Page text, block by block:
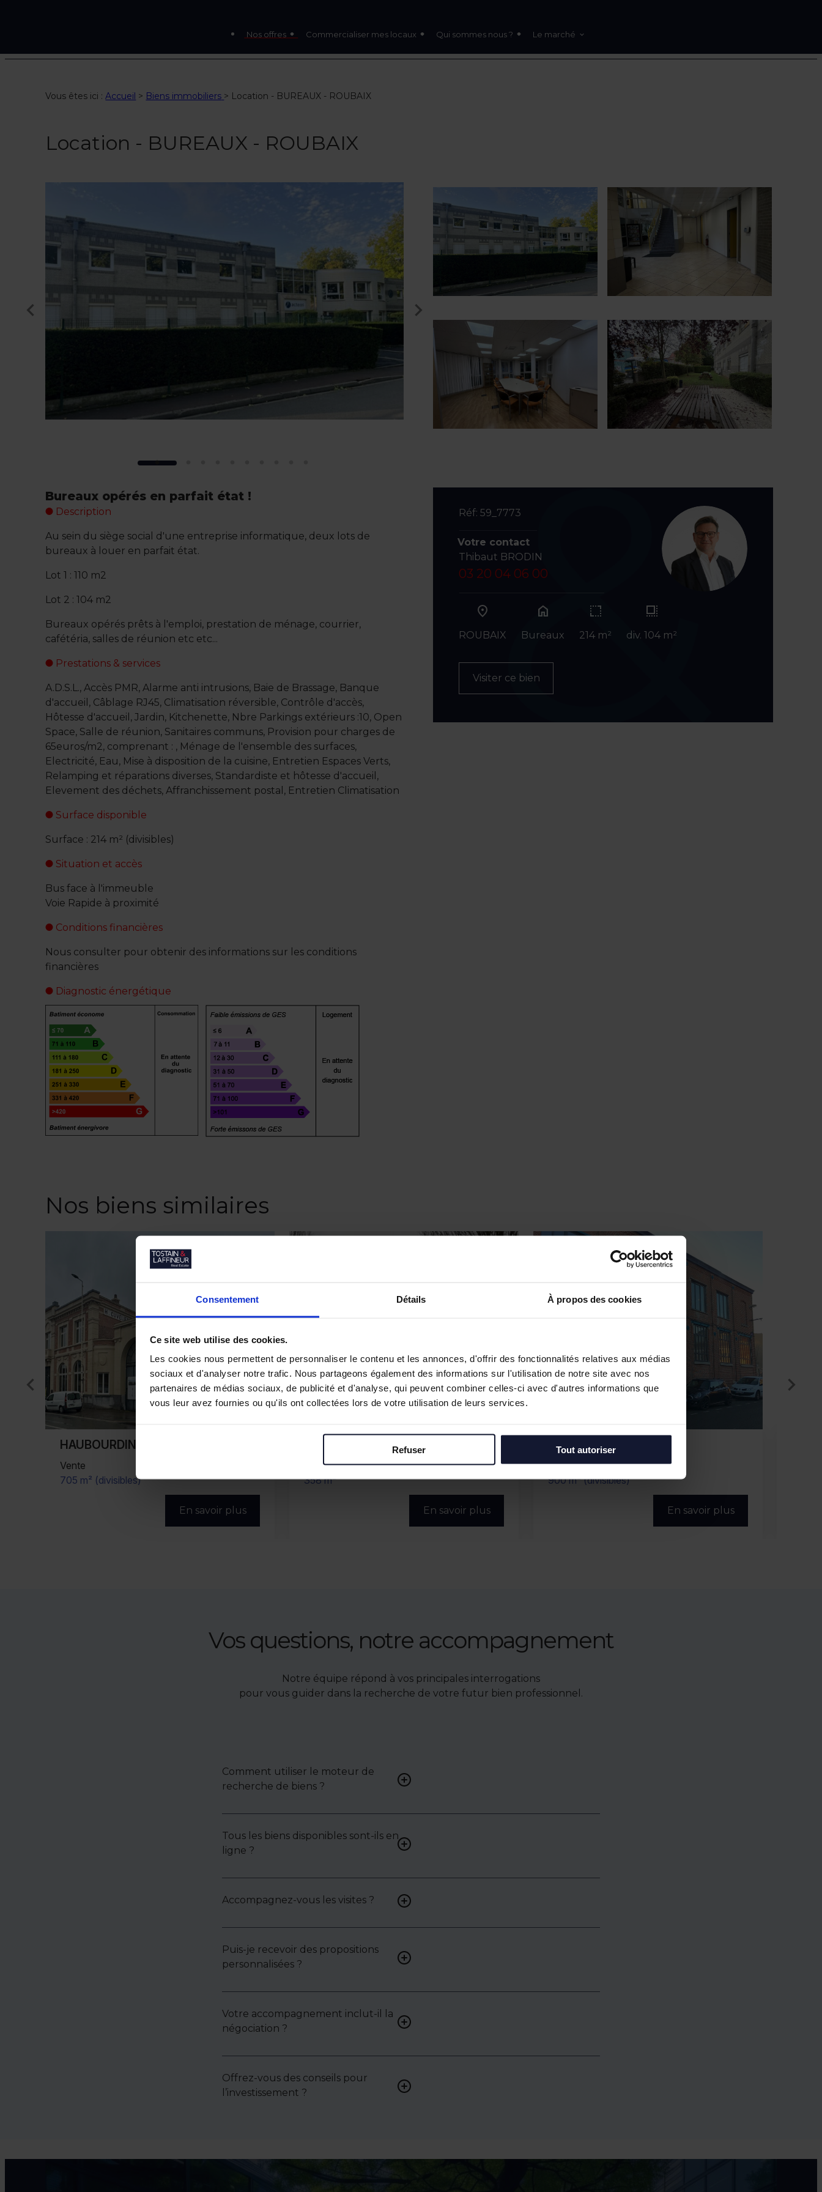
Consentement Détails À propos des cookies
Ce site web utilise des cookies.
Les cookies nous permettent de personnaliser le contenu et les annonces, d'offrir des fonctionnalités relatives aux médias
sociaux et d'analyser notre trafic. Nous partageons également des informations sur l'utilisation de notre site avec nos
partenaires de médias sociaux, de publicité et d'analyse, qui peuvent combiner celles-ci avec d'autres informations que
vous leur avez fournies ou qu'ils ont collectées lors de votre utilisation de leurs services.
Refuser Tout autoriser
Nos offres Commercialiser mes locaux Qui sommes nous ? Le marché
Vous êtes ici :Accueil > Biens immobiliers > Location - BUREAUX - ROUBAIX
Location - BUREAUX - ROUBAIX
Bureaux opérés en parfait état !
Description
Au sein du siège social d'une entreprise informatique, deux lots de
bureaux à louer en parfait état.
Lot 1 : 110 m2
Lot 2 : 104 m2
Bureaux opérés prêts à l'emploi, prestation de ménage, courrier,
cafétéria, salles de réunion etc etc...
Prestations & services
A.D.S.L., Accès PMR, Alarme anti intrusions, Baie de Brassage, Banque
d'accueil, Câblage RJ45, Climatisation réversible, Contrôle d'accès,
Hôtesse d'accueil, Jardin, Kitchenette, Nbre Parkings extérieurs :10, Open
Space, Salle de réunion, Sanitaires communs, Provision pour charges de
65euros/m2, comprenant : , Ménage de l'ensemble des surfaces,
Electricité, Eau, Mise à disposition de la cuisine, Entretien Espaces Verts,
Relamping et réparations diverses, Standardiste et hôtesse d'accueil,
Elevement des déchets, Affranchissement postal, Entretien Climatisation
Surface disponible
Surface : 214 m² (divisibles)
Situation et accès
Bus face à l'immeuble
Voie Rapide à proximité
Conditions financières
Nous consulter pour obtenir des informations sur les conditions
financières
Diagnostic énergétique
Réf: 59_7773
Votre contact
Thibaut BRODIN
03 20 04 06 00
ROUBAIX
home
Bureaux 214 m² div. 104 m²
Visiter ce bien
Nos biens similaires
SARS ET ROSIERES
Vente/Location
358 m²
En savoir plus
Vente/Location
900 m² (divisibles)
En savoir plus
VILLENEUVE D'ASCQ
Vente/Location
1 300 m² (divisibles)
En savoir plus
Vos questions, notre accompagnement
Notre équipe répond à vos principales interrogations
pour vous guider dans la recherche de votre futur bien professionnel.
Comment utiliser le moteur de
recherche de biens ?
Renseignez vos critères (type de bien,
une liste de biens ciblés.
Tous les biens disponibles sont-ils en
ligne ?
Non. Certains biens sont proposés en
: contactez-nous pour y accéder.
Accompagnez-vous les visites ?
Oui, nous organisons les visites,
mettons en lumière ses atouts ou
Puis-je recevoir des propositions
personnalisées ?
Bien sûr. Nos consultants peuvent
selon vos attentes et votre secteur.
Votre accompagnement inclut-il la
négociation ?
Oui, nous intervenons activement
bail ou les conditions de vente.
Offrez-vous des conseils pour
l’investissement ?
Absolument. Nous accompagnons les